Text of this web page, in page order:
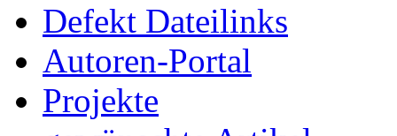
Defekt Dateilinks
Autoren-Portal
Projekte